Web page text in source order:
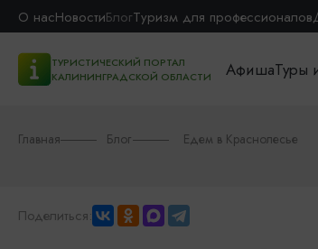
О насНовостиБлогТуризм для профессионалов
ТУРИСТИЧЕСКИЙ ПОРТАЛ
КАЛИНИНГРАДСКОЙ ОБЛАСТИ
АфишаТуры
Главная Блог Едем в Краснолесье
Поделиться: